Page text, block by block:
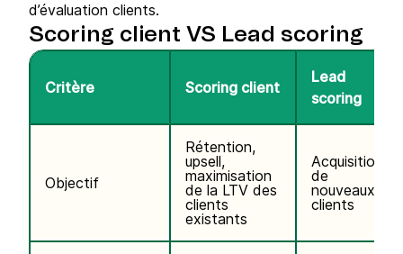
d’évaluation clients.
Scoring client VS Lead scoring
Critère Scoring client
Lead
scoring
Objectif
Rétention,
upsell,
maximisation
de la LTV des
clients
existants
Acquisition
de
nouveaux
clients